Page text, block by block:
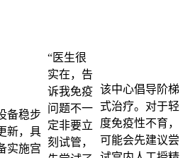
备稳步
新，具
实施宫
“医生很
实在，告
诉我免疫
问题不一
定非要立
刻试管，
该中心倡导阶梯
式治疗。对于轻
度免疫性不育，
可能会先建议尝